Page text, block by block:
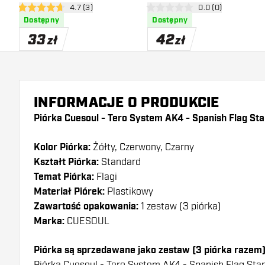
Standardotwórz panel recenzji
4.7 gwiazdki oceny
4.7 (3)
Dostępny
33zł
otwórz panel
0 gwiazdki oceny0.0 (0)
Dostępny
42zł
INFORMACJE O PRODUKCIE
Piórka Cuesoul - Tero System AK4 - Spanish Flag
Kolor Piórka: Żółty, Czerwony, Czarny
Kształt Piórka: Standard
Temat Piórka: Flagi
Materiał Piórek: Plastikowy
Zawartość opakowania: 1 zestaw (3 piórka)
Marka: CUESOUL
Piórka są sprzedawane jako zestaw (3 piórka razem)